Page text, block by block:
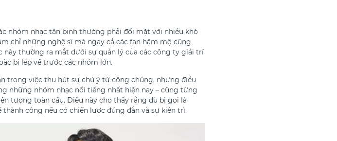
nhóm nhạc tân binh thường phải đối mặt với nhiều khó
chỉ những nghệ sĩ mà ngay cả các fan hâm mộ cũng
này thường ra mắt dưới sự quản lý của các công ty giải trí
bị lép vế trước các nhóm lớn.
trong việc thu hút sự chú ý từ công chúng, nhưng điều
những nhóm nhạc nổi tiếng nhất hiện nay – cũng từng
tượng toàn cầu. Điều này cho thấy rằng dù bị gọi là
công nếu có chiến lược đúng đắn và sự kiên trì.